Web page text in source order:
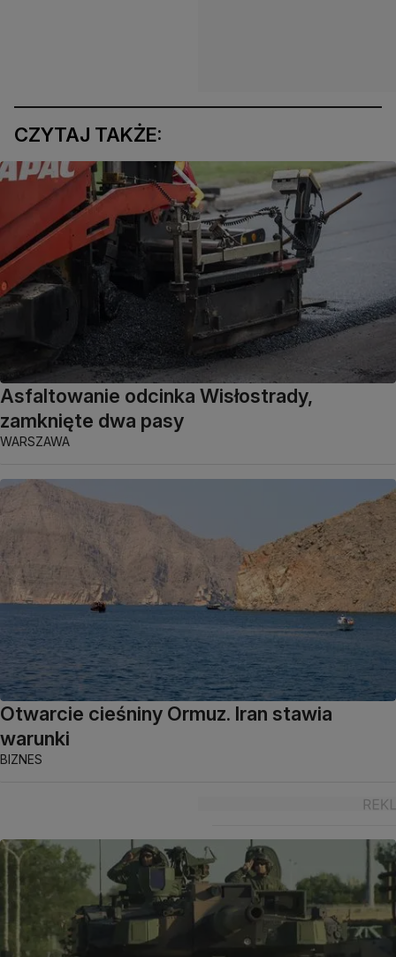
CZYTAJ TAKŻE:
Asfaltowanie odcinka Wisłostrady,
zamknięte dwa pasy
WARSZAWA
Otwarcie cieśniny Ormuz. Iran stawia
warunki
BIZNES